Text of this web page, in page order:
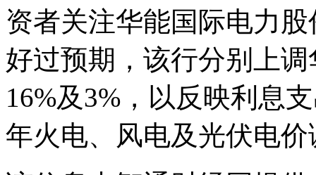
资者关注华能国际电力
好过预期，该行分别上
16%及3%，以反映利息
年火电、风电及光伏电价